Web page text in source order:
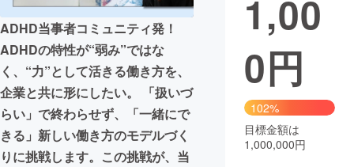
ビジネス・起業 チャレンジ
まちづくり・地域活性化
CAMPFIRE for Social Good
CAMPFIRE Creation
CAMPFIREふるさと納税 machi-ya コミュニティ
ADHD当事者コミュニティ発！
ADHDの特性が“弱み”ではな
く、“力”として活きる働き方を、
企業と共に形にしたい。 「扱いづ
らい」で終わらせず、「一緒にで
きる」新しい働き方のモデルづく
りに挑戦します。この挑戦が、当
1,00
0円
102%
目標金額は
1,000,000円